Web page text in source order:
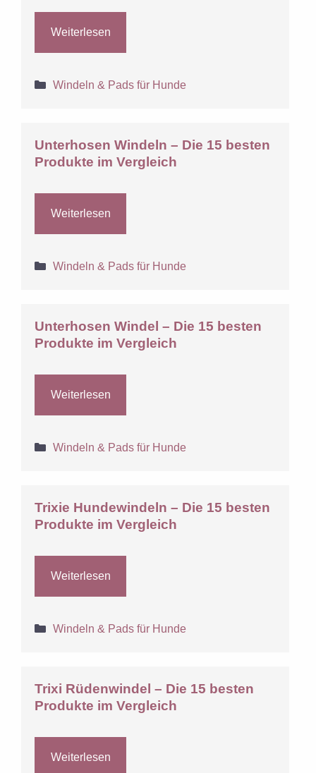
Weiterlesen
Kategorien
Windeln & Pads für Hunde
Unterhosen Windeln – Die 15 besten
Produkte im Vergleich
Weiterlesen
Kategorien
Windeln & Pads für Hunde
Unterhosen Windel – Die 15 besten
Produkte im Vergleich
Weiterlesen
Kategorien
Windeln & Pads für Hunde
Trixie Hundewindeln – Die 15 besten
Produkte im Vergleich
Weiterlesen
Kategorien
Windeln & Pads für Hunde
Trixi Rüdenwindel – Die 15 besten
Produkte im Vergleich
Weiterlesen